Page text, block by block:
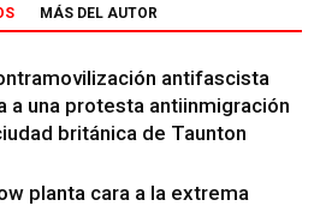
MÁS DEL AUTOR
antifascista
a una protesta antiinmigración
británica de Taunton
planta cara a la extrema